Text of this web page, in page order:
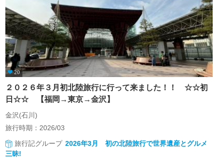
20
２０２６年３月初北陸旅行に行って来ました！！ ☆☆初
日☆☆ 【福岡→東京→金沢】
金沢(石川)
旅行時期：2026/03
旅行記グループ 2026年3月 初の北陸旅行で世界遺産とグルメ
三昧!